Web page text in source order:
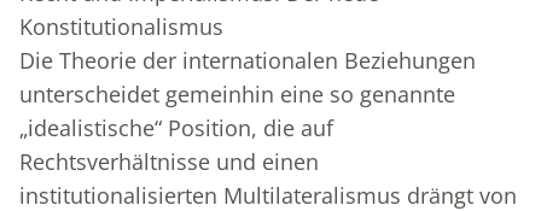
Konstitutionalismus
Die Theorie der internationalen Beziehungen
unterscheidet gemeinhin eine so genannte
„idealistische“ Position, die auf
Rechtsverhältnisse und einen
institutionalisierten Multilateralismus drängt von